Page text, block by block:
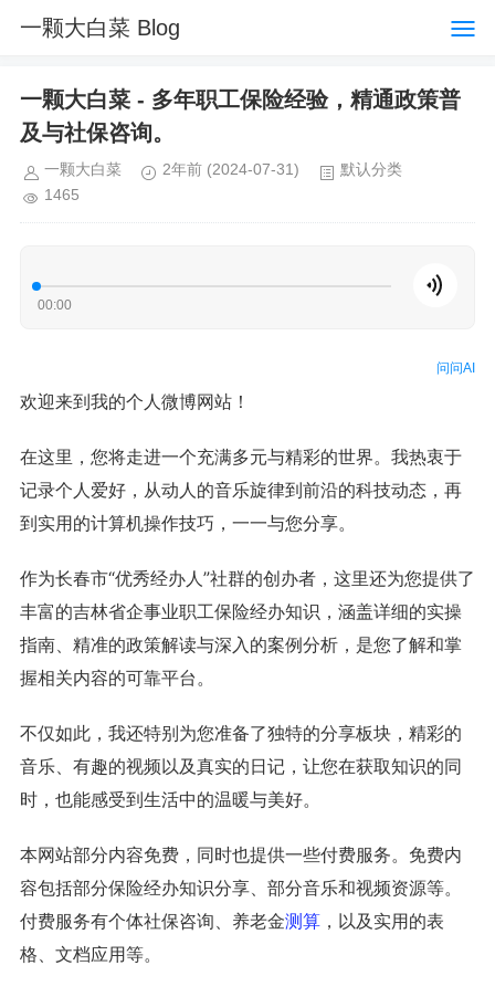
一颗大白菜 Blog
一颗大白菜 - 多年职工保险经验，精通政策普
及与社保咨询。
一颗大白菜 2年前 (2024-07-31)
默认分类
1465
00:00
问问AI
欢迎来到我的个人微博网站！
在这里，您将走进一个充满多元与精彩的世界。我热衷于
记录个人爱好，从动人的音乐旋律到前沿的科技动态，再
到实用的计算机操作技巧，一一与您分享。
作为长春市“优秀经办人”社群的创办者，这里还为您提供了
丰富的吉林省企事业职工保险经办知识，涵盖详细的实操
指南、精准的政策解读与深入的案例分析，是您了解和掌
握相关内容的可靠平台。
不仅如此，我还特别为您准备了独特的分享板块，精彩的
音乐、有趣的视频以及真实的日记，让您在获取知识的同
时，也能感受到生活中的温暖与美好。
本网站部分内容免费，同时也提供一些付费服务。免费内
容包括部分保险经办知识分享、部分音乐和视频资源等。
付费服务有个体社保咨询、养老金测算 ，以及实用的表
格、文档应用等。